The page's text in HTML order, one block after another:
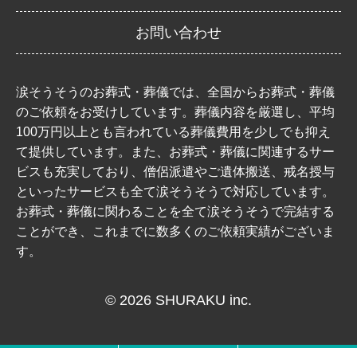
お問い合わせ
涙そうそうのお葬式・葬儀では、全国からお葬式・葬儀
のご依頼をお受けしています。葬儀内容を厳選し、平均
100万円以上とも言われている葬儀費用を少しでも抑え
て提供しています。また、お葬式・葬儀に関連するサー
ビスも充実しており、僧侶派遣やご遺体搬送、戒名授与
といったサービスも全て涙そうそうで対応しています。
お葬式・葬儀に関わることを全て涙そうそうで完結する
ことができ、これまでに数多くのご依頼実績がございま
す。
© 2026 SHURAKU inc.